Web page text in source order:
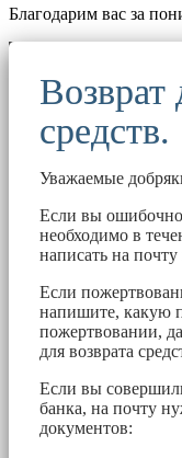
Благодарим вас за
средств.
Уважаемые
Если вы
необходимо в
написать на почту
Если
напишите, какую
пожертвовании,
для возврата
Если вы
банка, на почту
документов: